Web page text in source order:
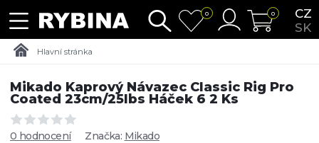
CZ
SK
0 0
Hlavní stránka
Mikado Kaprový Návazec Classic Rig Pro
Coated 23cm/25lbs Háček 6 2 Ks
0 hodnocení Značka: Mikado